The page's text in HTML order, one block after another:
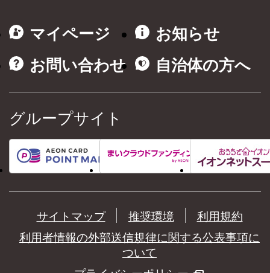
マイページ
お知らせ
お問い合わせ
自治体の方へ
グループサイト
サイトマップ 推奨環境
利用規約
利用者情報の外部送信規律に関する公表事項に
ついて